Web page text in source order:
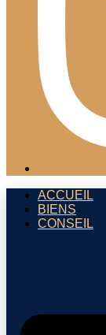
ACCUEIL
BIENS
CONSEIL